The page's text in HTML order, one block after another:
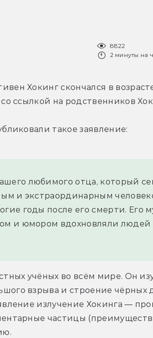
8822
2 минуты на
Хокинг скончался в
со ссылкой на родственников
такое заявление:
любимого отца, который
и экстраординарным
годы после его смерти. Его
и юмором вдохновляли людей
учёных во всём мире. Он
взрыва и строение чёрных
излучение Хокинга —
частицы